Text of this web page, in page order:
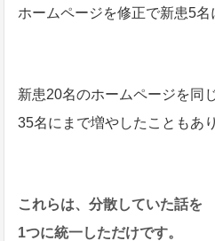
ホームページを修正で新患5名
新患20名のホームページを同
35名にまで増やしたこともあ
これらは、分散していた話を
1つに統一しただけです。